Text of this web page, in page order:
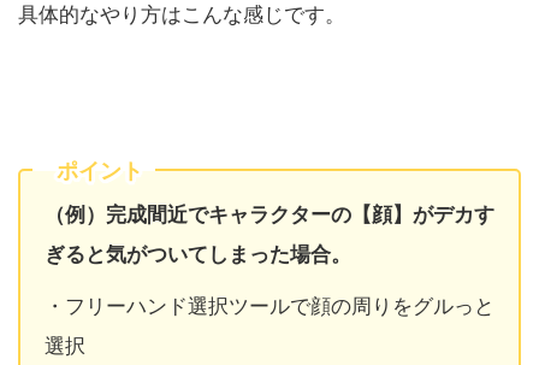
具体的なやり方はこんな感じです。
ポイント
（例）完成間近でキャラクターの【顔】がデカす
ぎると気がついてしまった場合。
・フリーハンド選択ツールで顔の周りをグルっと
選択